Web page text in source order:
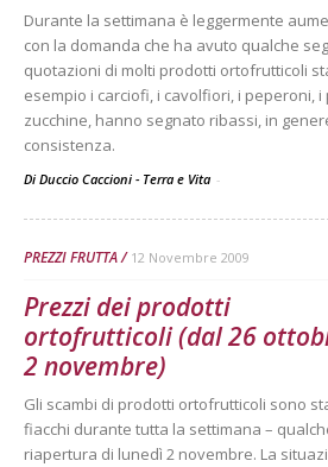
Durante la settimana è leggermente
con la domanda che ha avuto qualche
quotazioni di molti prodotti ortofrutticoli
esempio i carciofi, i cavolfiori, i peperoni, i
zucchine, hanno segnato ribassi, in
consistenza.
Di Duccio Caccioni - Terra e Vita -
PREZZI FRUTTA 12 Novembre 2009
Prezzi dei prodotti
ortofrutticoli (dal 26
2 novembre)
Gli scambi di prodotti ortofrutticoli sono
fiacchi durante tutta la settimana –
riapertura di lunedì 2 novembre. La